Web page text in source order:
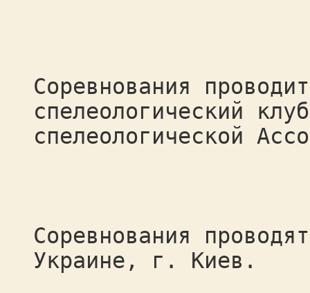
Соревнования
спелеологический
спелеологической
Соревнования
Украине, г. Киев.